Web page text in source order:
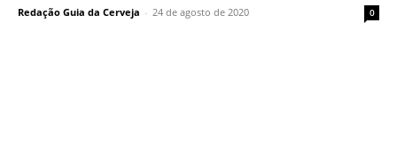
Redação Guia da Cerveja - 24 de agosto de 2020 0